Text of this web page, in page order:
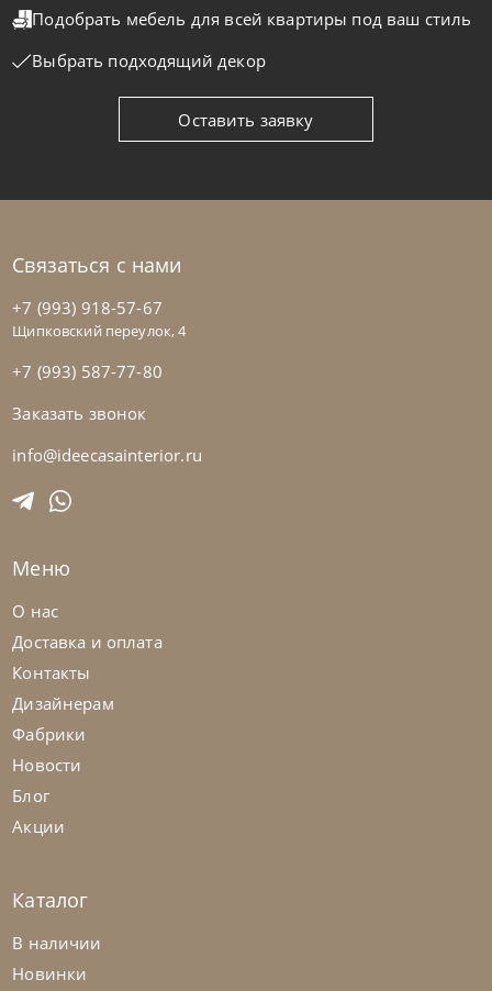
На заказ 45-90 дн
Cattelan Italia
Стол обеденный Mad Max Keramik
Cattelan Italia
Стол обеденный Napoleon Keramik
Premium
Подобрать мебель для всей квартиры под ваш стиль
Выбрать подходящий декор
Оставить заявку
Связаться с нами
+7 (993) 918-57-67
Щипковский переулок, 4
+7 (993) 587-77-80
Заказать звонок
info@ideecasainterior.ru
Меню
О нас
Доставка и оплата
Контакты
Дизайнерам
Фабрики
Новости
Блог
Акции
Каталог
В наличии
Новинки